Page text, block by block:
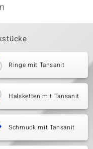
Ringe mit Tansanit
Halsketten mit Tansanit
Schmuck mit Tansanit